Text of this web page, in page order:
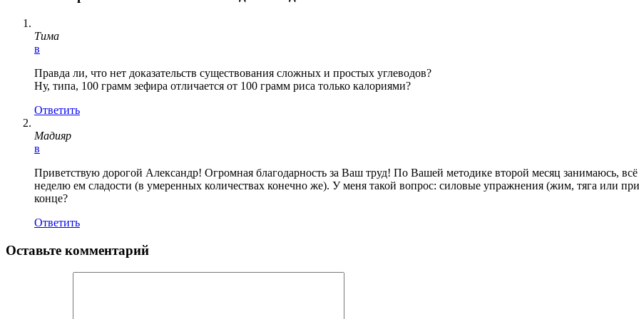
Тима
в
Правда ли, что нет доказательств существования сложных и простых углеводов?
Ну, типа, 100 грамм зефира отличается от 100 грамм риса только калориями?
Ответить
Мадияр
в
Приветствую дорогой Александр! Огромная благодарность за Ваш труд! По Вашей методике второй месяц занимаюсь, всё
неделю ем сладости (в умеренных количествах конечно же). У меня такой вопрос: силовые упражнения (жим, тяга или
конце?
Ответить
Оставьте комментарий